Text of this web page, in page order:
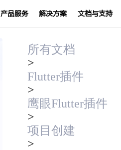
产品服务 解决方案 文档与支持
所有文档
>
Flutter插件
>
鹰眼Flutter插件
>
项目创建
>